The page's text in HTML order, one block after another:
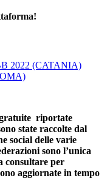
2022 (CATANIA)
riportate
state raccolte dal
social delle varie
sono l’unica
consultare per
aggiornate in tempo